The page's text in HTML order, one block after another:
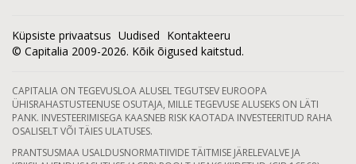
Küpsiste privaatsus Uudised Kontakteeru
© Capitalia 2009-2026. Kõik õigused kaitstud.
CAPITALIA ON TEGEVUSLOA ALUSEL TEGUTSEV EUROOPA
ÜHISRAHASTUSTEENUSE OSUTAJA, MILLE TEGEVUSE ALUSEKS ON LÄTI
PANK. INVESTEERIMISEGA KAASNEB RISK KAOTADA INVESTEERITUD RAHA
OSALISELT VÕI TÄIES ULATUSES.
PRANTSUSMAA USALDUSNORMATIIVIDE TÄITMISE JÄRELEVALVE JA